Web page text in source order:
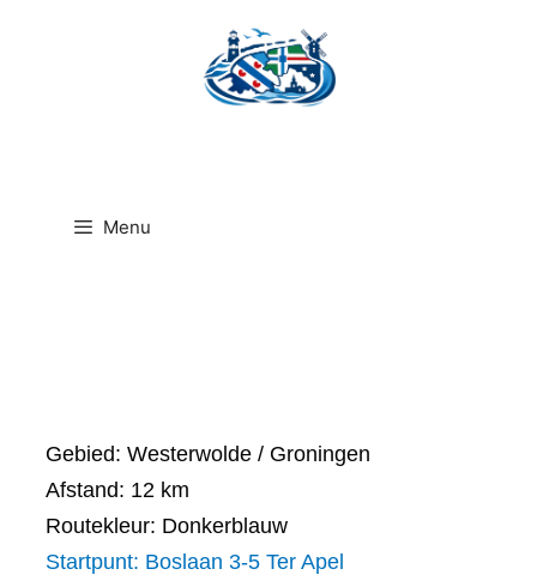
Menu
Gebied: Westerwolde / Groningen
Afstand: 12 km
Routekleur: Donkerblauw
Startpunt: Boslaan 3-5 Ter Apel